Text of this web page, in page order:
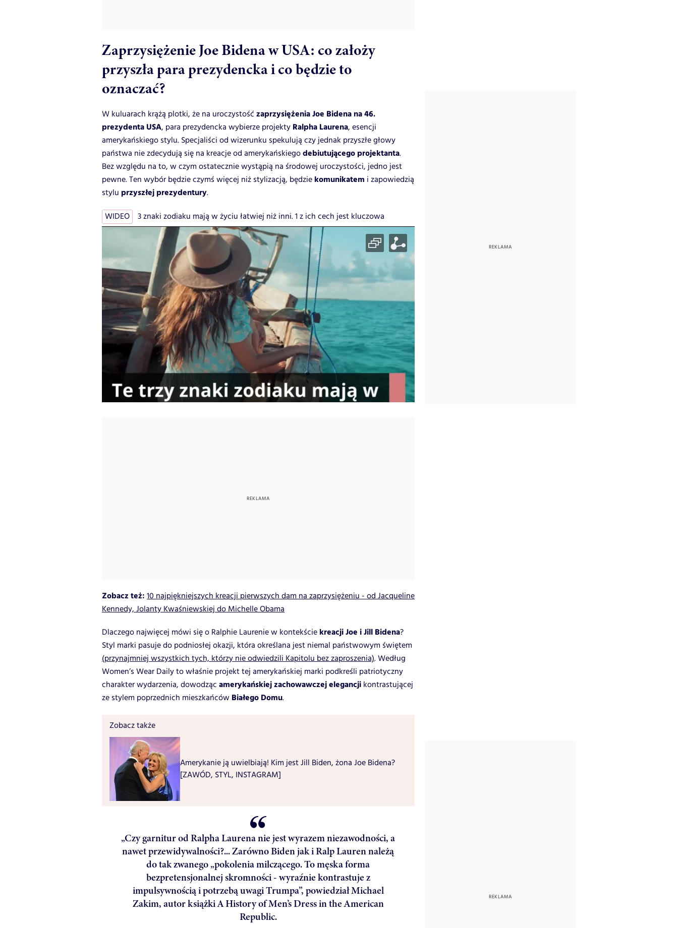
Zaprzysiężenie Joe Bidena w USA: co założy
przyszła para prezydencka i co będzie to
oznaczać?
W kuluarach krążą plotki, że na uroczystość zaprzysiężenia Joe Bidena na 46.
prezydenta USA, para prezydencka wybierze projekty Ralpha Laurena, esencji
amerykańskiego stylu. Specjaliści od wizerunku spekulują czy jednak przyszłe głowy
państwa nie zdecydują się na kreacje od amerykańskiegodebiutującego projektanta.
Bez względu na to, w czym ostatecznie wystąpią na środowej uroczystości, jedno jest
pewne. Ten wybór będzie czymś więcej niż stylizacją, będzie komunikatem i zapowiedzią
stylu przyszłej prezydentury.
WIDEO 3 znaki zodiaku mają w życiu łatwiej niż inni. 1 z ich cech jest kluczowa
Zobacz też: 10 najpiękniejszych kreacji pierwszych dam na zaprzysiężeniu - od Jacqueline
Kennedy, Jolanty Kwaśniewskiej do Michelle Obama
Dlaczego najwięcej mówi się o Ralphie Laurenie w kontekście kreacji Joe i Jill Bidena?
Styl marki pasuje do podniosłej okazji, która określana jest niemal państwowym świętem
(przynajmniej wszystkich tych, którzy nie odwiedzili Kapitolu bez zaproszenia). Według
Women’s Wear Daily to właśnie projekt tej amerykańskiej marki podkreśli patriotyczny
charakter wydarzenia, dowodząc amerykańskiej zachowawczej elegancji kontrastującej
ze stylem poprzednich mieszkańców Białego Domu.
Zobacz także
Amerykanie ją uwielbiają! Kim jest Jill Biden, żona Joe Bidena?
[ZAWÓD, STYL, INSTAGRAM]
„Czy garnitur od Ralpha Laurena nie jest wyrazem niezawodności, a
nawet przewidywalności?... Zarówno Biden jak i Ralp Lauren należą
do tak zwanego „pokolenia milczącego. To męska forma
bezpretensjonalnej skromności - wyraźnie kontrastuje z
impulsywnością i potrzebą uwagi Trumpa”, powiedział Michael
Zakim, autor książki A History of Men’s Dress in the American
Republic.